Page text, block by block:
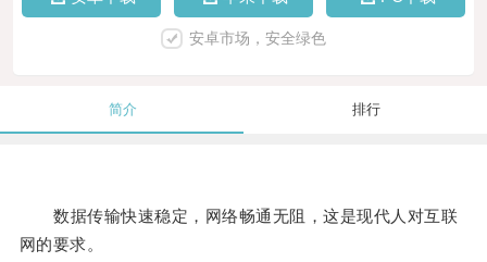
安卓市场，安全绿色
简介 排行
数据传输快速稳定，网络畅通无阻，这是现代人对互联
网的要求。